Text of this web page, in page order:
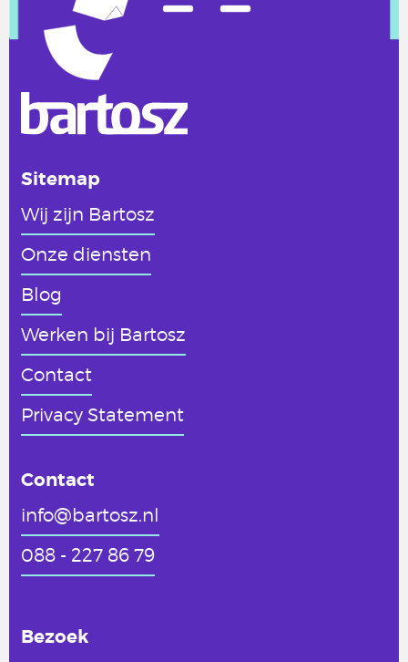
Sitemap
Wij zijn Bartosz
Onze diensten
Blog
Werken bij Bartosz
Contact
Privacy Statement
Contact
info@bartosz.nl
088 - 227 86 79
Bezoek